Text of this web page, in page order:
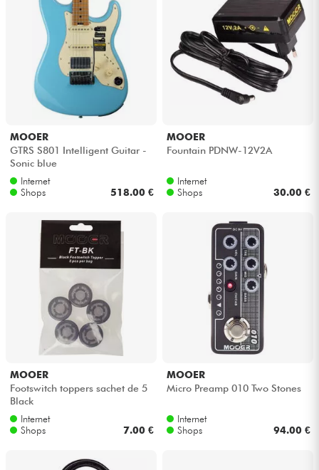
MOOER
GTRS S801 Intelligent Guitar -
Sonic blue
Internet
Shops
518.00 €
MOOER
Fountain PDNW-12V2A
Internet
Shops
30.00 €
MOOER
Footswitch toppers sachet de 5
Black
Internet
Shops
7.00 €
MOOER
Micro Preamp 010 Two Stones
Internet
Shops
94.00 €